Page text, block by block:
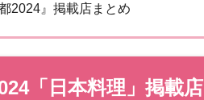
2024』掲載店まとめ
「日本料理」掲載店